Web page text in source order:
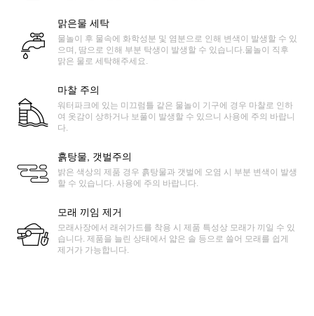
맑은물 세탁
물놀이 후 물속에 화학성분 및 염분으로 인해 변색이 발생할 수 있
으며, 땀으로 인해 부분 탁생이 발생할 수 있습니다.물놀이 직후
맑은 물로 세탁해주세요.
마찰 주의
워터파크에 있는 미끄럼틀 같은 물놀이 기구에 경우 마찰로 인하
여 옷감이 상하거나 보풀이 발생할 수 있으니 사용에 주의 바랍니
다.
흙탕물, 갯벌주의
밝은 색상의 제품 경우 흙탕물과 갯벌에 오염 시 부분 변색이 발생
할 수 있습니다. 사용에 주의 바랍니다.
모래 끼임 제거
모래사장에서 래쉬가드를 착용 시 제품 특성상 모래가 끼일 수 있
습니다. 제품을 늘린 상태에서 얇은 솔 등으로 쓸어 모래를 쉽게
제거가 가능합니다.